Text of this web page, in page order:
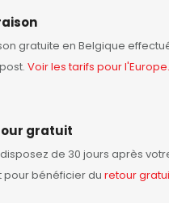
gratuite en Belgique
Voir les tarifs pour l'Europe.
gratuit
de 30 jours après
pour bénéficier du retour